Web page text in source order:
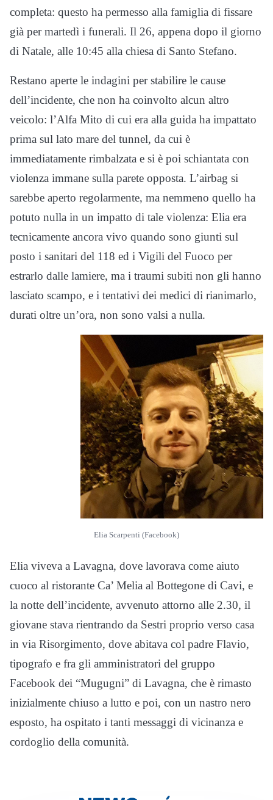
completa: questo ha permesso alla famiglia di fissare
già per martedì i funerali. Il 26, appena dopo il giorno
di Natale, alle 10:45 alla chiesa di Santo Stefano.
Restano aperte le indagini per stabilire le cause
dell’incidente, che non ha coinvolto alcun altro
veicolo: l’Alfa Mito di cui era alla guida ha impattato
prima sul lato mare del tunnel, da cui è
immediatamente rimbalzata e si è poi schiantata con
violenza immane sulla parete opposta. L’airbag si
sarebbe aperto regolarmente, ma nemmeno quello ha
potuto nulla in un impatto di tale violenza: Elia era
tecnicamente ancora vivo quando sono giunti sul
posto i sanitari del 118 ed i Vigili del Fuoco per
estrarlo dalle lamiere, ma i traumi subiti non gli hanno
lasciato scampo, e i tentativi dei medici di rianimarlo,
durati oltre un’ora, non sono valsi a nulla.
Elia Scarpenti (Facebook)
Elia viveva a Lavagna, dove lavorava come aiuto
cuoco al ristorante Ca’ Melia al Bottegone di Cavi, e
la notte dell’incidente, avvenuto attorno alle 2.30, il
giovane stava rientrando da Sestri proprio verso casa
in via Risorgimento, dove abitava col padre Flavio,
tipografo e fra gli amministratori del gruppo
Facebook dei “Mugugni” di Lavagna, che è rimasto
inizialmente chiuso a lutto e poi, con un nastro nero
esposto, ha ospitato i tanti messaggi di vicinanza e
cordoglio della comunità.